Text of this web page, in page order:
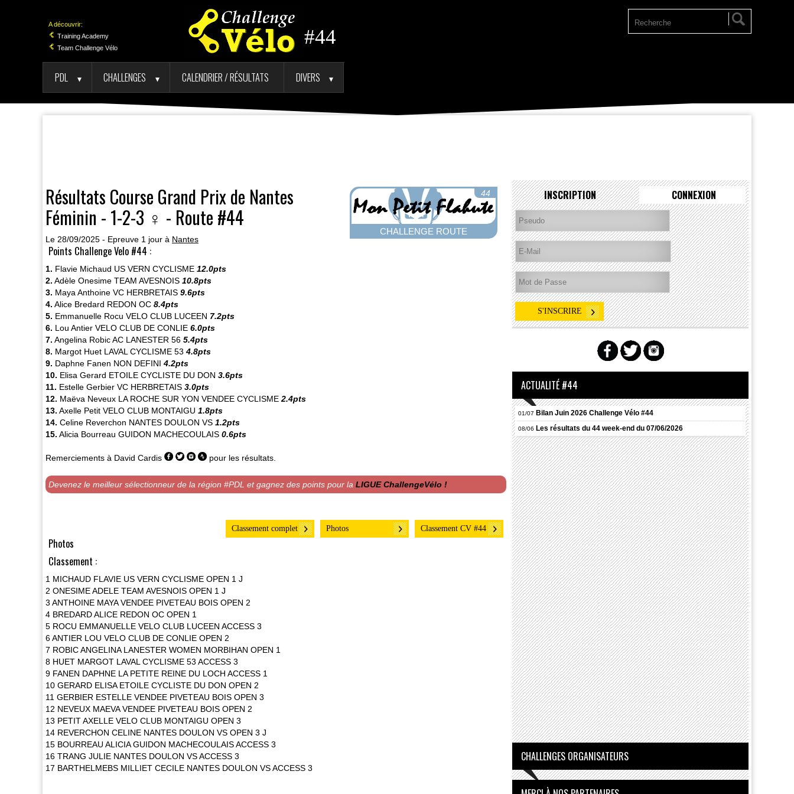
A découvrir:
Training Academy
Team Challenge Vélo
#44
PDL ► CHALLENGES ► CALENDRIER / RÉSULTATS DIVERS ►
44
CHALLENGE ROUTE
Résultats Course Grand Prix de Nantes
Féminin - 1-2-3 ♀ - Route #44
Le 28/09/2025 - Epreuve 1 jour à Nantes
Points Challenge Velo #44 :
1. Flavie Michaud US VERN CYCLISME 12.0pts
2. Adèle Onesime TEAM AVESNOIS 10.8pts
3. Maya Anthoine VC HERBRETAIS 9.6pts
4. Alice Bredard REDON OC 8.4pts
5. Emmanuelle Rocu VELO CLUB LUCEEN 7.2pts
6. Lou Antier VELO CLUB DE CONLIE 6.0pts
7. Angelina RobicAC LANESTER 56 5.4pts
8. Margot Huet LAVAL CYCLISME 53 4.8pts
9. Daphne Fanen NON DEFINI 4.2pts
10. Elisa Gerard ETOILE CYCLISTE DU DON 3.6pts
11. Estelle Gerbier VC HERBRETAIS 3.0pts
12. Maëva Neveux LA ROCHE SUR YON VENDEE CYCLISME 2.4pts
13. Axelle Petit VELO CLUB MONTAIGU 1.8pts
14. Celine Reverchon NANTES DOULON VS 1.2pts
15. Alicia Bourreau GUIDON MACHECOULAIS 0.6pts
Remerciements à David Cardis pour les résultats.
Devenez le meilleur sélectionneur de la région #PDL et gagnez des points pour la LIGUE ChallengeVélo !
Classement CV #44
Photos
Classement complet
Photos
Classement :
1 MICHAUD FLAVIE US VERN CYCLISME OPEN 1 J
2 ONESIME ADELE TEAM AVESNOIS OPEN 1 J
3 ANTHOINE MAYA VENDEE PIVETEAU BOIS OPEN 2
4 BREDARD ALICE REDON OC OPEN 1
5 ROCU EMMANUELLE VELO CLUB LUCEEN ACCESS 3
6 ANTIER LOU VELO CLUB DE CONLIE OPEN 2
7 ROBIC ANGELINA LANESTER WOMEN MORBIHAN OPEN 1
8 HUET MARGOT LAVAL CYCLISME 53 ACCESS 3
9 FANEN DAPHNE LA PETITE REINE DU LOCH ACCESS 1
10 GERARD ELISA ETOILE CYCLISTE DU DON OPEN 2
11 GERBIER ESTELLE VENDEE PIVETEAU BOIS OPEN 3
12 NEVEUX MAEVA VENDEE PIVETEAU BOIS OPEN 2
13 PETIT AXELLE VELO CLUB MONTAIGU OPEN 3
14 REVERCHON CELINE NANTES DOULON VS OPEN 3 J
15 BOURREAU ALICIA GUIDON MACHECOULAIS ACCESS 3
16 TRANG JULIE NANTES DOULON VS ACCESS 3
17 BARTHELMEBS MILLIET CECILE NANTES DOULON VS ACCESS 3
INSCRIPTION CONNEXION
ACTUALITÉ #44
01/07 Bilan Juin 2026 Challenge Vélo #44
08/06 Les résultats du 44 week-end du 07/06/2026
CHALLENGES ORGANISATEURS